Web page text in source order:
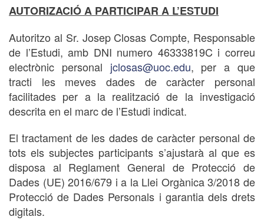
AUTORIZACIÓ A PARTICIPAR A L’ESTUDI
Autoritzo al Sr. Josep Closas Compte, Responsable
de l’Estudi, amb DNI numero 46333819C i correu
electrònic personal jclosas@uoc.edu, per a que
tracti les meves dades de caràcter personal
facilitades per a la realització de la investigació
descrita en el marc de l’Estudi indicat.
El tractament de les dades de caràcter personal de
tots els subjectes participants s’ajustarà al que es
disposa al Reglament General de Protecció de
Dades (UE) 2016/679 i a la Llei Orgànica 3/2018 de
Protecció de Dades Personals i garantia dels drets
digitals.